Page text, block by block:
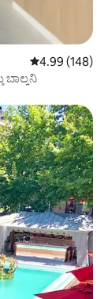
5 ರಲ್ಲಿ 4.99
4.99 (148)